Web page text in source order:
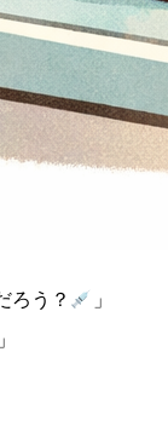
ろう？
」
」